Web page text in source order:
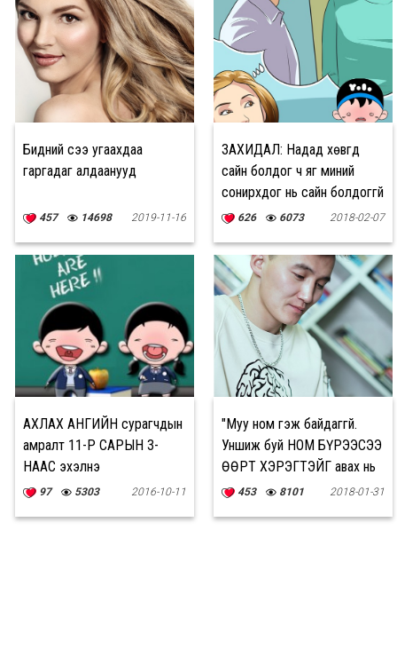
Бидний үсээ угаахдаа
гаргадаг алдаанууд
457 14698 2019-11-16
ЗАХИДАЛ: Надад хөвгүүд
сайн болдог ч яг миний
сонирхдог нь сайн болдоггүй
626 6073 2018-02-07
АХЛАХ АНГИЙН сурагчдын
амралт 11-Р САРЫН 3-
НААС эхэлнэ
97 5303 2016-10-11
"Муу ном гэж байдаггүй.
Уншиж буй НОМ БҮРЭЭСЭЭ
ӨӨРТ ХЭРЭГТЭЙГ авах нь
чухал"
453 8101 2018-01-31